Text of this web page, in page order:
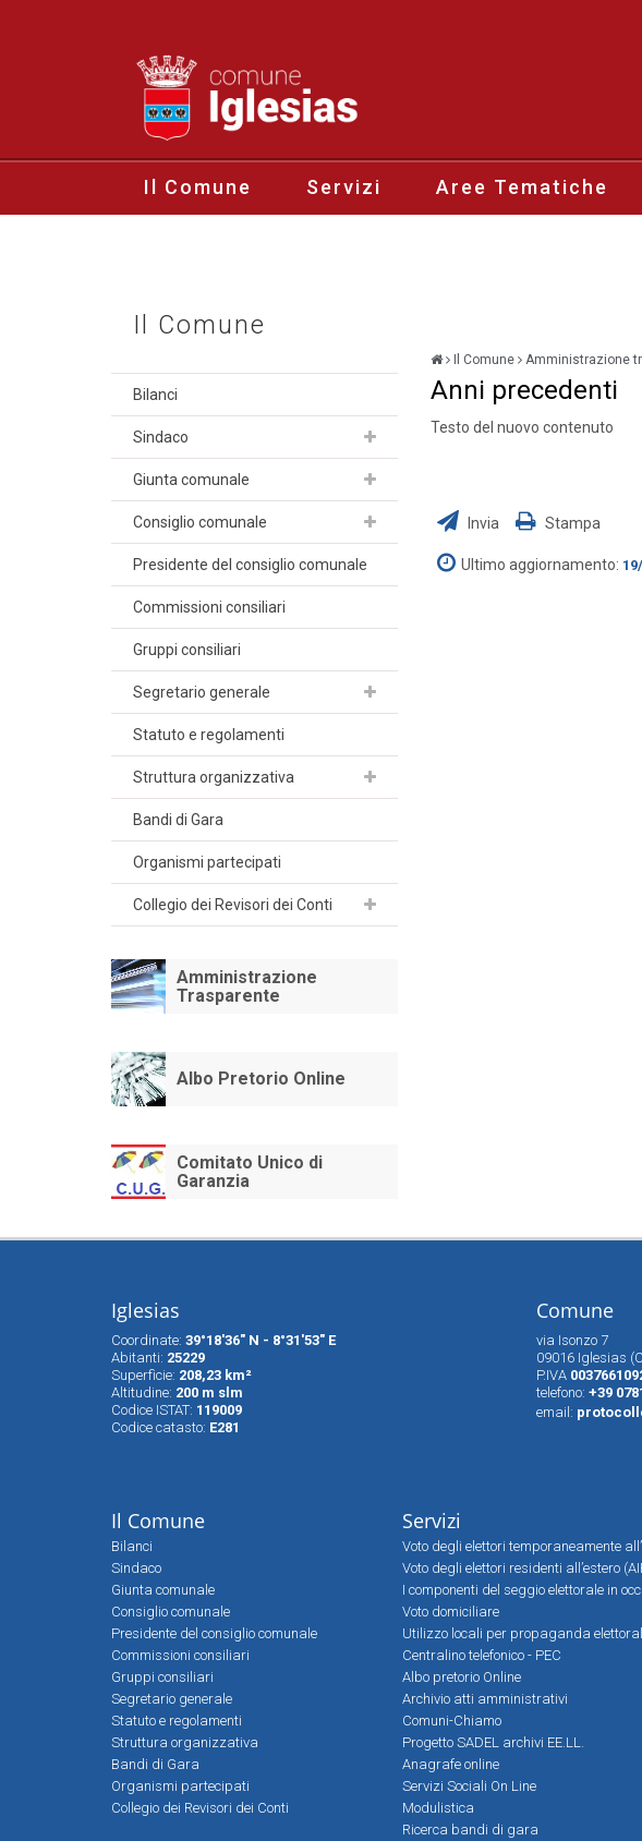
Il Comune Servizi Aree Tematiche
Il Comune
Bilanci
Sindaco
Giunta comunale
Consiglio comunale
Presidente del consiglio comunale
Commissioni consiliari
Gruppi consiliari
Segretario generale
Statuto e regolamenti
Struttura organizzativa
Bandi di Gara
Organismi partecipati
Collegio dei Revisori dei Conti
Amministrazione
Trasparente
Albo Pretorio Online
Comitato Unico di
Garanzia
Il Comune Amministrazione
Anni precedenti
Testo del nuovo contenuto
Invia Stampa
Ultimo aggiornamento:
Iglesias
Coordinate: 39°18'36" N - 8°31'53" E
Abitanti: 25229
Superfìcie: 208,23 km²
Altitudine: 200 m slm
Codice ISTAT: 119009
Codice catasto: E281
Comune
via Isonzo 7
09016 Iglesias
P.IVA
telefono: +39
email:
Il Comune
Bilanci
Sindaco
Giunta comunale
Consiglio comunale
Presidente del consiglio comunale
Commissioni consiliari
Gruppi consiliari
Segretario generale
Statuto e regolamenti
Struttura organizzativa
Bandi di Gara
Organismi partecipati
Collegio dei Revisori dei Conti
Servizi
Voto degli elettori temporaneamente
Voto degli elettori residenti all’estero
I componenti del seggio elettorale in
Voto domiciliare
Utilizzo locali per propaganda
Centralino telefonico - PEC
Albo pretorio Online
Archivio atti amministrativi
Comuni-Chiamo
Progetto SADEL archivi EE.LL.
Anagrafe online
Servizi Sociali On Line
Modulistica
Ricerca bandi di gara